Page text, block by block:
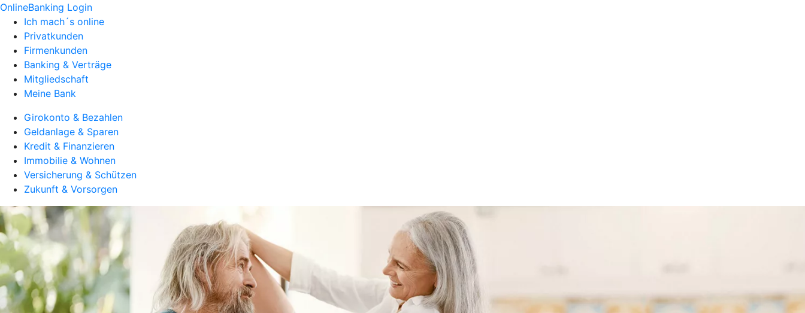
OnlineBanking Login
Ich mach´s online
Privatkunden
Firmenkunden
Banking & Verträge
Mitgliedschaft
Meine Bank
Girokonto & Bezahlen
Geldanlage & Sparen
Kredit & Finanzieren
Immobilie & Wohnen
Versicherung & Schützen
Zukunft & Vorsorgen